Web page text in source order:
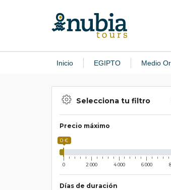
Inicio EGIPTO Medio
Selecciona tu filtro
Precio máximo
0 €
0 2 000 4 000 6 000
Días de duración